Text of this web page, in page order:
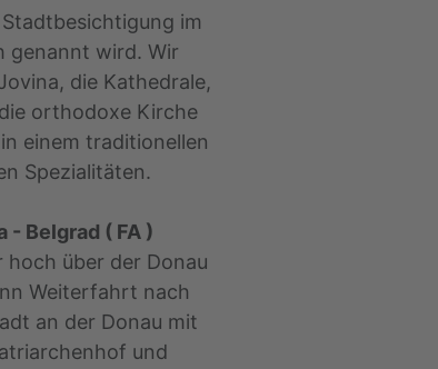
im
genannt wird. Wir
die Kathedrale,
orthodoxe Kirche
einem traditionellen
Spezialitäten.
- Belgrad ( FA )
hoch über der Donau
Weiterfahrt nach
an der Donau mit
und